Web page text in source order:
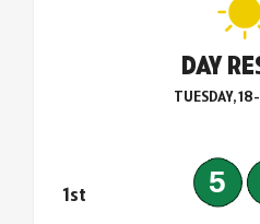
DAY
TUESDAY,
1st